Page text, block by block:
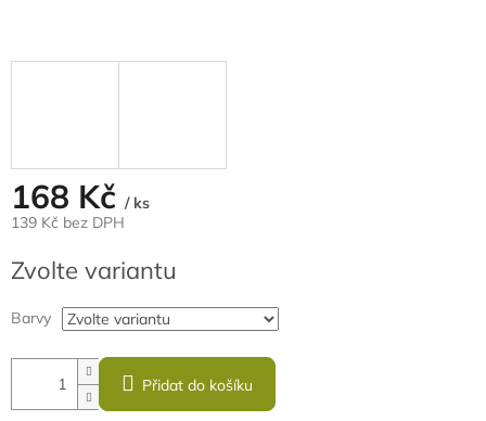
168 Kč / ks
139 Kč bez DPH
cena:
Zvolte variantu
Barvy
Přidat do košíku